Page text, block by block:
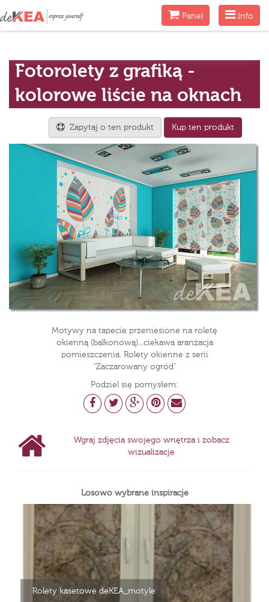
Menu
Info
MenuPanel
Fotorolety z grafiką -
kolorowe liście na oknach
Zapytaj o ten produkt Kup ten produkt
Motywy na tapecie przeniesione na roletę
okienną (balkonową)...ciekawa aranżacja
pomieszczenia. Rolety okienne z serii
"Zaczarowany ogród"
Podziel się pomysłem:
Wgraj zdjęcia swojego wnętrza i zobacz
wizualizacje
Losowo wybrane inspiracje
Rolety kasetowe deKEA_motyle